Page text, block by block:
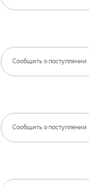
Сообщить о поступлении
Сообщить о поступлении